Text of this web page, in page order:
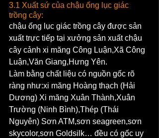
3.1 Xuất sứ của chậu ống lục giác
trồng cây:
chậu ống lục giác trồng cây được sản
xuất trực tiếp tại xưởng sản xuất chậu
cây cảnh xi măng Công Luận,Xã Công
Luận,Văn Giang,Hưng Yên.
Làm bằng chất liệu có nguồn gốc rõ
ràng như:xi măng Hoàng thạch (Hải
Dương) Xi măng Xuân Thành,Xuân
Trường (Ninh Bình),Thép (Thái
Nguyên) Sơn ATM,sơn seagreen,sơn
skycolor,sơn Goldsilk… đều có gốc uy